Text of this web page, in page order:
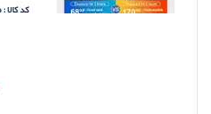
کد کالا : ۱۲۹۶۵